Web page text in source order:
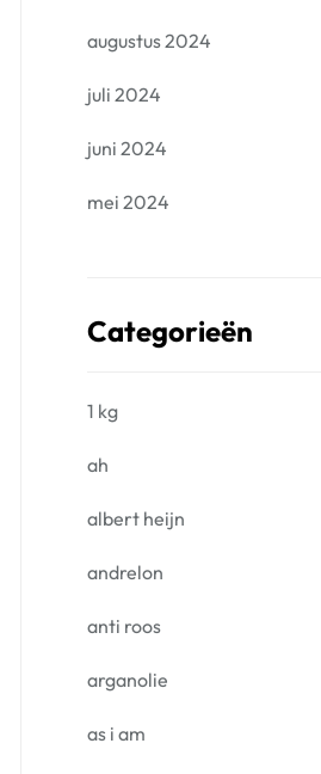
augustus 2024
juli 2024
juni 2024
mei 2024
Categorieën
1 kg
ah
albert heijn
andrelon
anti roos
arganolie
as i am